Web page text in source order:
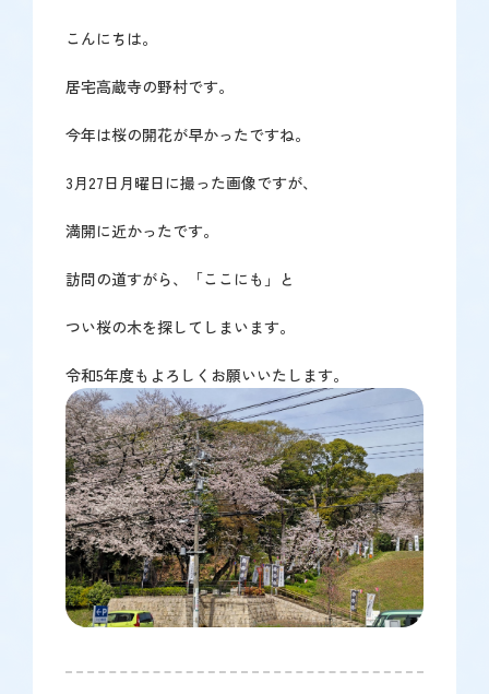
こんにちは。
居宅高蔵寺の野村です。
今年は桜の開花が早かったですね。
3月27日月曜日に撮った画像ですが、
満開に近かったです。
訪問の道すがら、「ここにも」と
つい桜の木を探してしまいます。
令和5年度もよろしくお願いいたします。